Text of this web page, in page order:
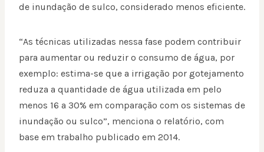
de inundação de sulco, considerado menos eficiente.
“As técnicas utilizadas nessa fase podem contribuir
para aumentar ou reduzir o consumo de água, por
exemplo: estima-se que a irrigação por gotejamento
reduza a quantidade de água utilizada em pelo
menos 16 a 30% em comparação com os sistemas de
inundação ou sulco”, menciona o relatório, com
base em trabalho publicado em 2014.